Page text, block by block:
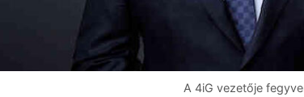
A 4iG vezetője